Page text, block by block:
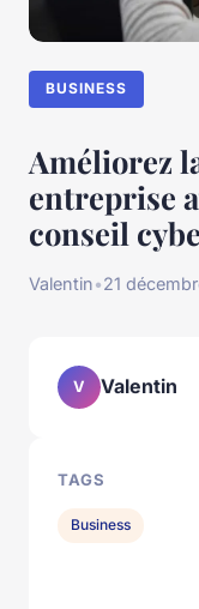
BUSINESS
Améliorez
entreprise
conseil
Valentin•21
V Valentin
TAGS
Business